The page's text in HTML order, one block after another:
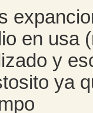
en usa
y
ya